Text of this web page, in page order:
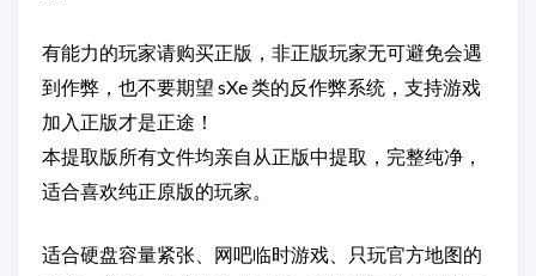
有能力的玩家请购买正版，非正版玩家无可避免会遇
到作弊，也不要期望 sXe 类的反作弊系统，支持游戏
加入正版才是正途！
本提取版所有文件均亲自从正版中提取，完整纯净，
适合喜欢纯正原版的玩家。
适合硬盘容量紧张、网吧临时游戏、只玩官方地图的